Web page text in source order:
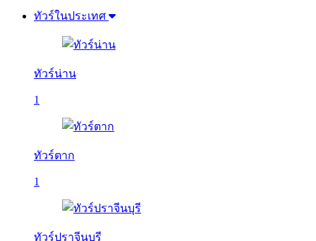
ทัวร์ในประเทศ
ทัวร์น่าน
1
ทัวร์ตาก
1
ทัวร์ปราจีนบุรี